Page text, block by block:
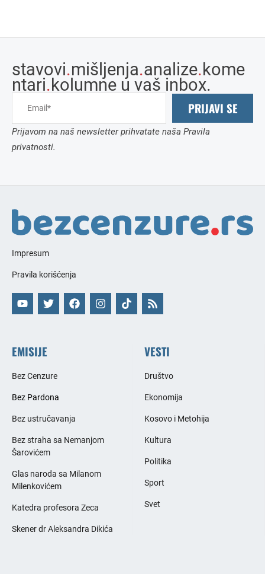
stavovi.mišljenja.analize.kome
ntari.kolumne u vaš inbox.
PRIJAVI SE
Prijavom na naš newsletter prihvatate naša Pravila
privatnosti.
Impresum
Pravila korišćenja
EMISIJE
Bez Cenzure
Bez Pardona
Bez ustručavanja
Bez straha sa Nemanjom
Šarovićem
Glas naroda sa Milanom
Milenkovićem
Katedra profesora Zeca
Skener dr Aleksandra Dikića
VESTI
Društvo
Ekonomija
Kosovo i Metohija
Kultura
Politika
Sport
Svet